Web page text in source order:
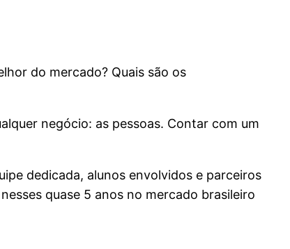
do mercado? Quais são os
negócio: as pessoas. Contar com um
dedicada, alunos envolvidos e parceiros
quase 5 anos no mercado brasileiro